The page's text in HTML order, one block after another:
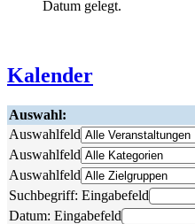
Kalender
Auswahl:
Auswahlfeld
Auswahlfeld
Auswahlfeld
Suchbegriff: Eingabefeld
Datum: Eingabefeld